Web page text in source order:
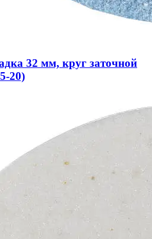
32 мм, круг заточной
20)